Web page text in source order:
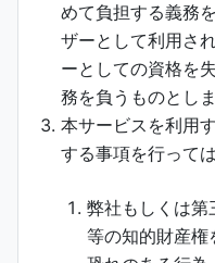
めて負担する義務
ザーとして利用さ
ーとしての資格を
務を負うものとしま
本サービスを利用
する事項を行って
弊社もしくは第
等の知的財産権